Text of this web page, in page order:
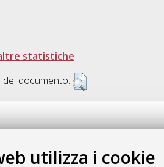
utilizza i cookie
statistiche
del documento: